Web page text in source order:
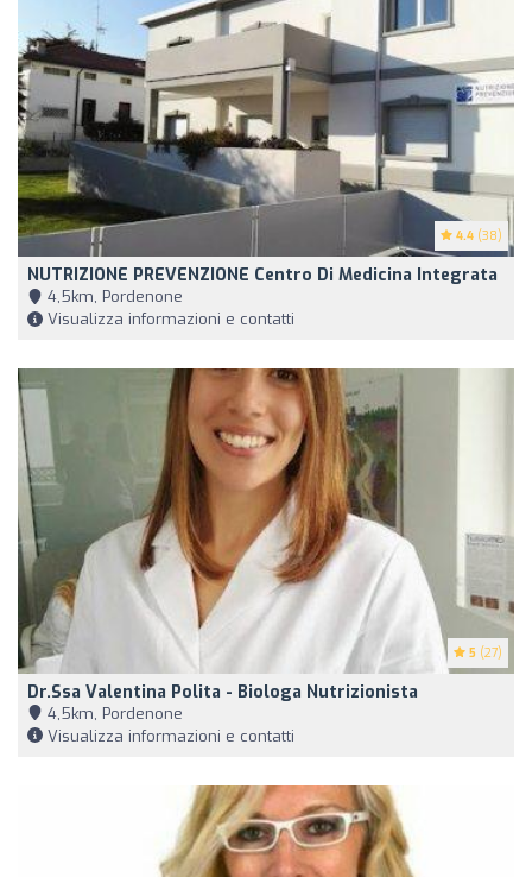
4.4 (38)
NUTRIZIONE PREVENZIONE Centro Di Medicina Integrata
4,5km, Pordenone
Visualizza informazioni e contatti
5 (27)
Dr.ssa Valentina Polita - Biologa Nutrizionista
4,5km, Pordenone
Visualizza informazioni e contatti